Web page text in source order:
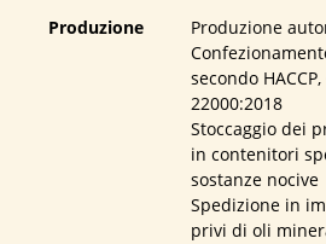
Produzione
Produzione
secondo HACCP,
22000:2018
Stoccaggio dei
in contenitori
sostanze nocive
Spedizione in
privi di oli